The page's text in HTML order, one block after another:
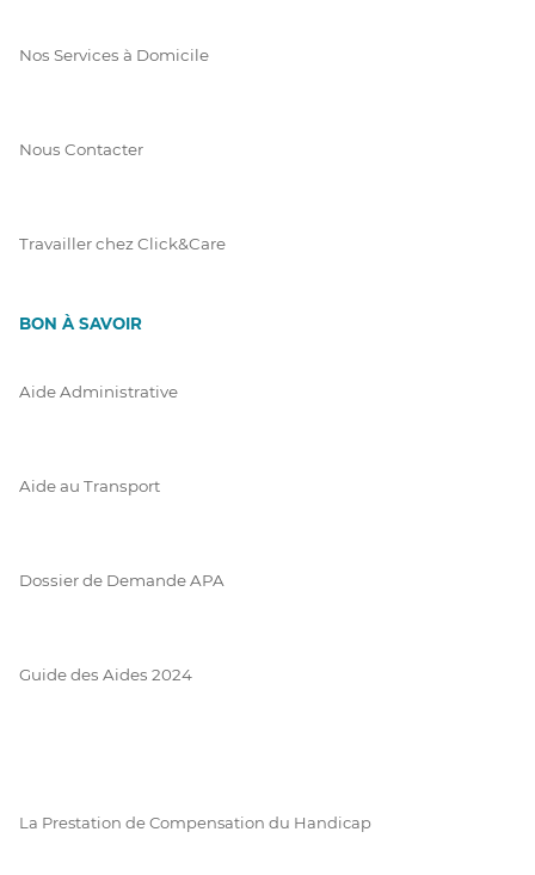
Nos Services à Domicile
Nous Contacter
Travailler chez Click&Care
BON À SAVOIR
Aide Administrative
Aide au Transport
Dossier de Demande APA
Guide des Aides 2024
La Prestation de Compensation du Handicap